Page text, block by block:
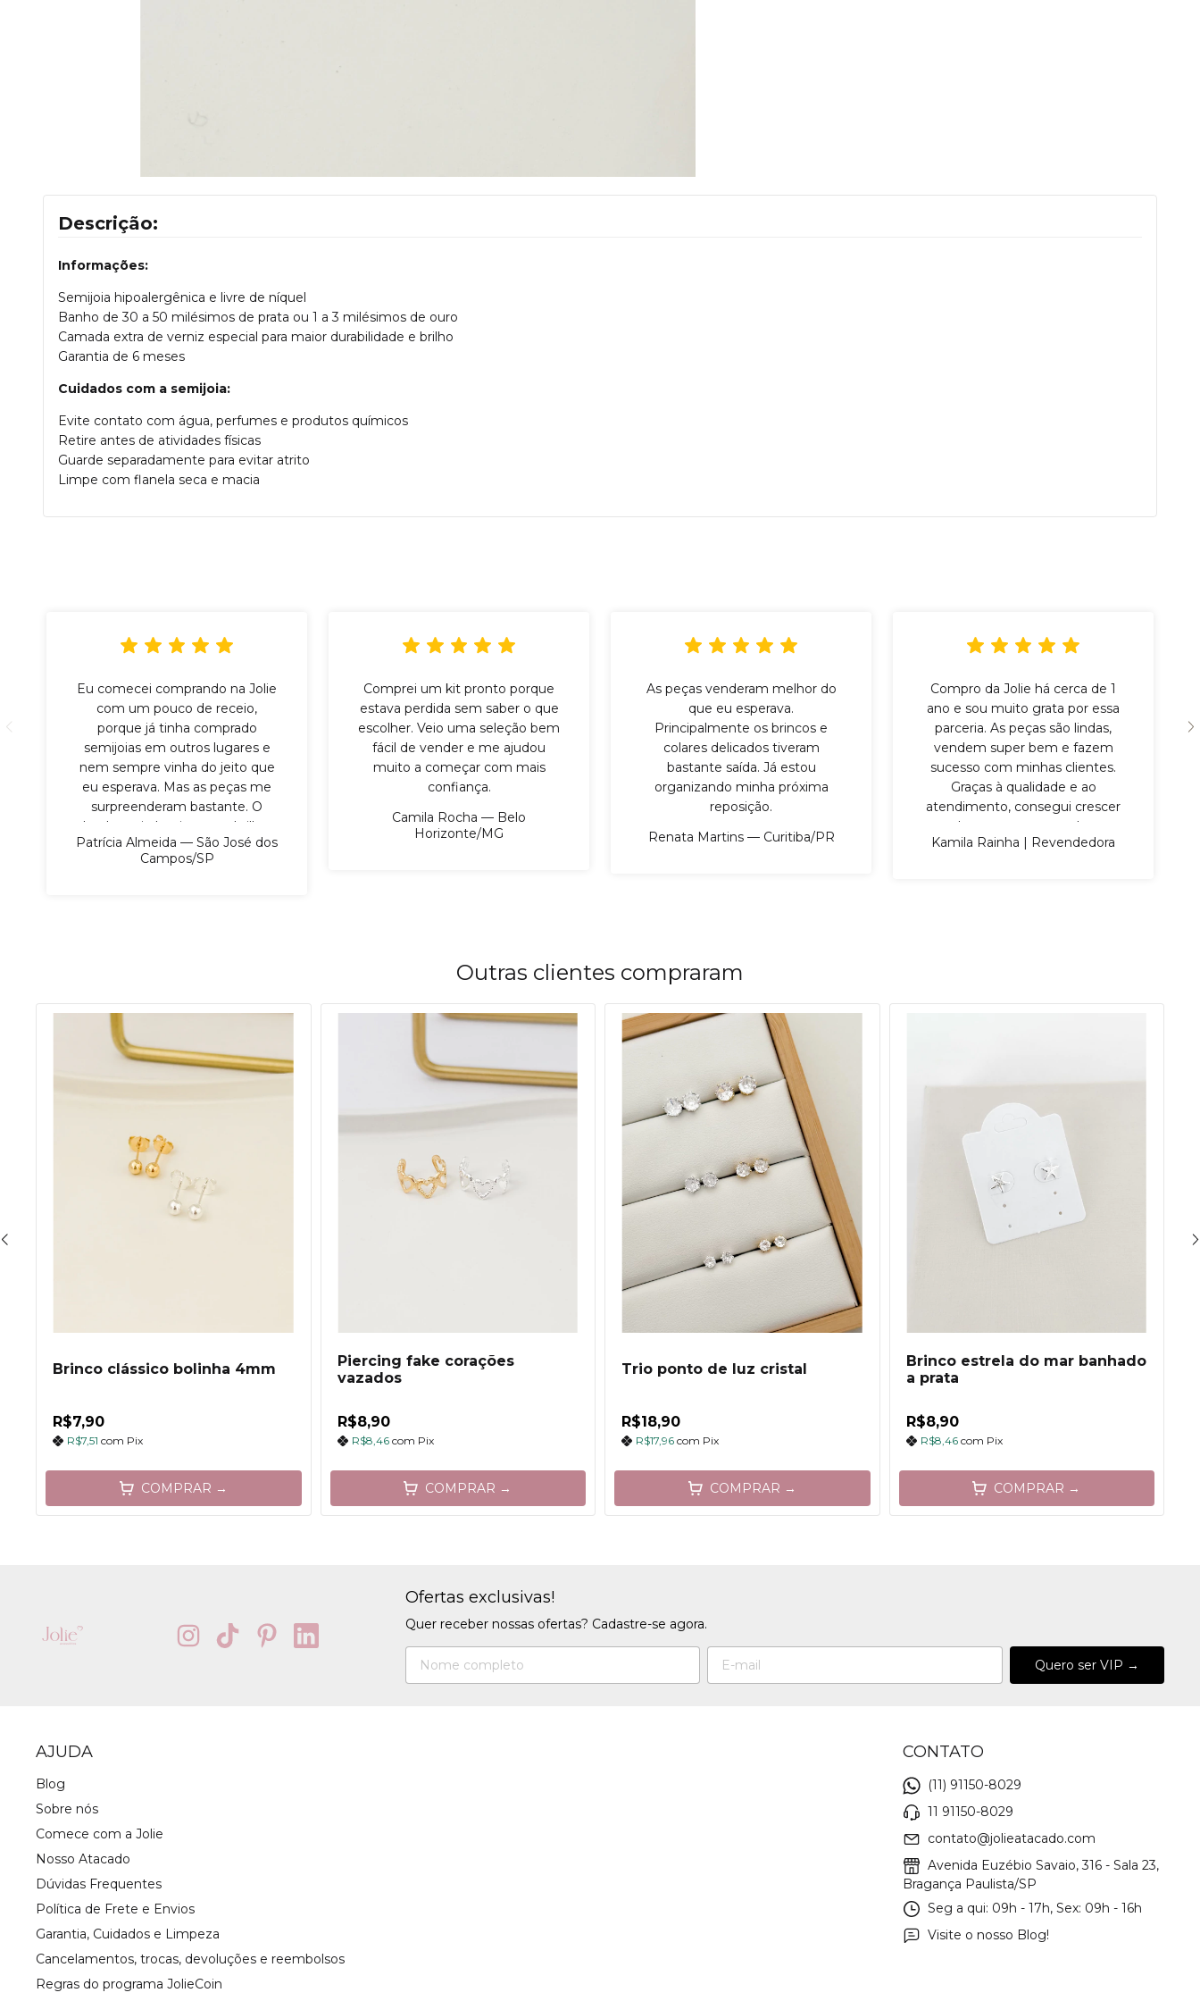
Descrição:
Informações:
Semijoia hipoalergênica e livre de níquel
Banho de 30 a 50 milésimos de prata ou 1 a 3 milésimos de ouro
Camada extra de verniz especial para maior durabilidade e brilho
Garantia de 6 meses
Cuidados com a semijoia:
Evite contato com água, perfumes e produtos químicos
Retire antes de atividades físicas
Guarde separadamente para evitar atrito
Limpe com flanela seca e macia
Eu comecei comprando na Jolie
com um pouco de receio,
porque já tinha comprado
semijoias em outros lugares e
nem sempre vinha do jeito que
eu esperava. Mas as peças me
surpreenderam bastante. O
banho veio bonito, com brilho,
as peças chegaram bem
embaladas e a seleção tinha
vendi boa parte do meu pedido
e pretendo fazer reposição em
Patrícia Almeida — São José dos
Campos/SP
Comprei um kit pronto porque
estava perdida sem saber o que
escolher. Veio uma seleção bem
fácil de vender e me ajudou
muito a começar com mais
confiança.
Camila Rocha — Belo
Horizonte/MG
As peças venderam melhor do
que eu esperava.
Principalmente os brincos e
colares delicados tiveram
bastante saída. Já estou
organizando minha próxima
reposição.
Renata Martins — Curitiba/PR
Compro da Jolie há cerca de 1
ano e sou muito grata por essa
parceria. As peças são lindas,
vendem super bem e fazem
sucesso com minhas clientes.
Graças à qualidade e ao
atendimento, consegui crescer
bastante na revenda.
Kamila Rainha | Revendedora
Outras clientes compraram
Brinco clássico bolinha 4mm
R$7,90
R$7,51 com Pix
COMPRAR →
Piercing fake corações
vazados
R$8,90
R$8,46 com Pix
COMPRAR →
Trio ponto de luz cristal
R$18,90
R$17,96 com Pix
COMPRAR →
Brinco estrela do mar banhado
a prata
R$8,90
R$8,46 com Pix
COMPRAR →
Ofertas exclusivas!
Quer receber nossas ofertas? Cadastre-se agora.
AJUDA
Blog
Sobre nós
Comece com a Jolie
Nosso Atacado
Dúvidas Frequentes
Política de Frete e Envios
Garantia, Cuidados e Limpeza
Cancelamentos, trocas, devoluções e reembolsos
Regras do programa JolieCoin
CONTATO
(11) 91150-8029
11 91150-8029
contato@jolieatacado.com
Avenida Euzébio Savaio, 316 - Sala 23,
Bragança Paulista/SP
Seg a qui: 09h - 17h, Sex: 09h - 16h
Visite o nosso Blog!